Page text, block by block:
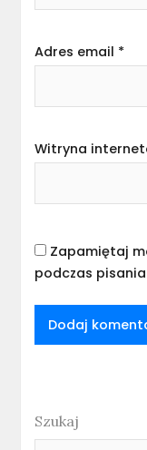
Adres email *
Witryna
Zapamiętaj
podczas
Szukaj